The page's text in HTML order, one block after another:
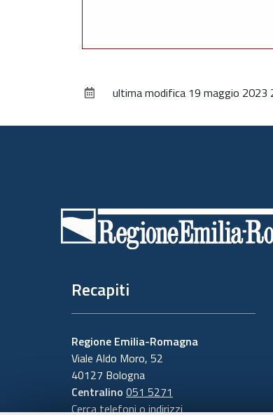
ultima modifica 19 maggio 2023
Recapiti
Regione Emilia-Romagna
Viale Aldo Moro, 52
40127 Bologna
Centralino 051 5271
Cerca telefoni o indirizzi